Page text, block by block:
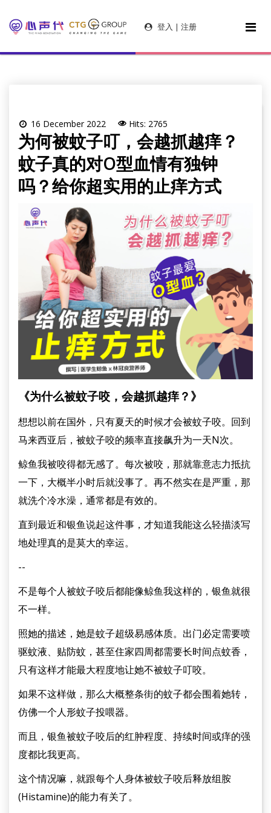
登入 | 注册
16 December 2022 Hits: 2765
为何被蚊子叮，会越抓越痒？
蚊子真的对O型血情有独钟
吗？给你超实用的止痒方式
《为什么被蚊子咬，会越抓越痒？》
想想以前在国外，只有夏天的时候才会被蚊子咬。回到
马来西亚后，被蚊子咬的频率直接飙升为一天N次。
鲸鱼我被咬得都无感了。每次被咬，那就靠意志力抵抗
一下，大概半小时后就没事了。再不然实在是严重，那
就洗个冷水澡，通常都是有效的。
直到最近和银鱼说起这件事，才知道我能这么轻描淡写
地处理真的是莫大的幸运。
--
不是每个人被蚊子咬后都能像鲸鱼我这样的，银鱼就很
不一样。
照她的描述，她是蚊子超级易感体质。出门必定需要喷
驱蚊液、贴防蚊，甚至住家四周都需要长时间点蚊香，
只有这样才能最大程度地让她不被蚊子叮咬。
如果不这样做，那么大概整条街的蚊子都会围着她转，
仿佛一个人形蚊子投喂器。
而且，银鱼被蚊子咬后的红肿程度、持续时间或痒的强
度都比我更高。
这个情况嘛，就跟每个人身体被蚊子咬后释放组胺
(Histamine)的能力有关了。